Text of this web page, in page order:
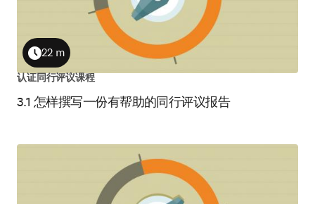
3.1 怎样撰写一份有帮助的同行评议报告
Duration
22 m
认证同行评议课程